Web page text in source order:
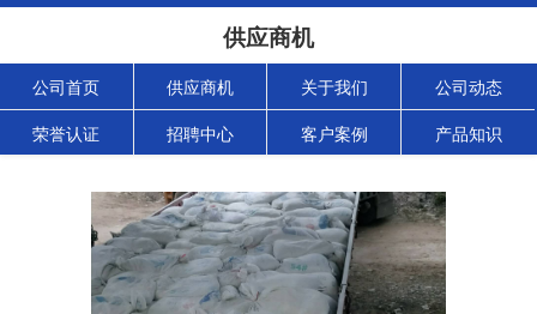
供应商机
公司首页 供应商机 关于我们 公司动态
荣誉认证 招聘中心 客户案例 产品知识